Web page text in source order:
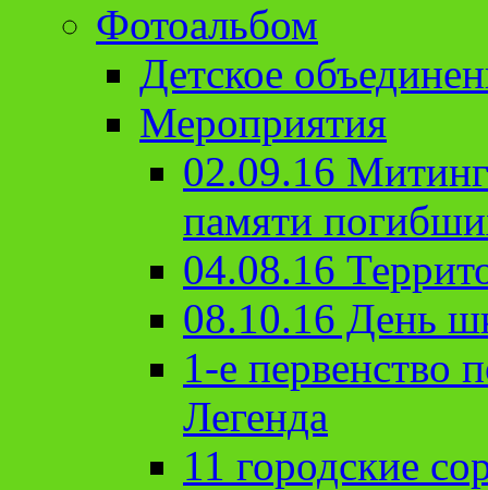
Фотоальбом
Детское
Мероприятия
02.09.16
памяти
04.08.16
08.10.16 День
1-е первенство
Легенда
11 городские